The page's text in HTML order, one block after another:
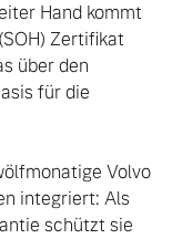
Hand kommt
Zertifikat
über den
für die
Volvo
integriert: Als
schützt sie